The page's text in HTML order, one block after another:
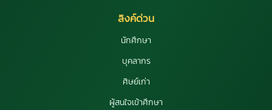
ลิงค์ด่วน
นักศึกษา
บุคลากร
ศิษย์เก่า
ผู้สนใจเข้าศึกษา